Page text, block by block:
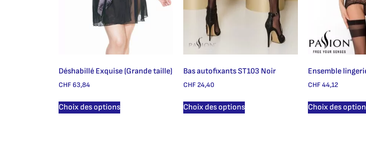
Déshabillé Exquise (Grande taille)
CHF63,84
Choix des options
Bas autofixants ST103 Noir
CHF24,40
Choix des options
Ensemble
CHF44,12
Choix des